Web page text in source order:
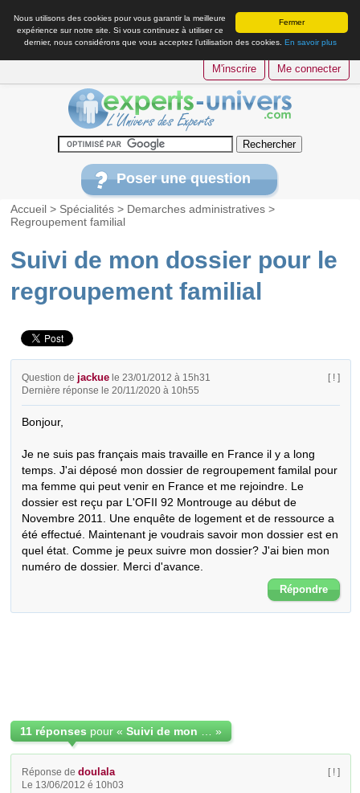
Fermer
Nous utilisons des cookies pour vous garantir la meilleure
expérience sur notre site. Si vous continuez à utiliser ce
dernier, nous considérons que vous acceptez l’utilisation des cookies. En savoir plus
M'inscrire Me connecter
Poser une question
Accueil > Spécialités > Demarches administratives >
Regroupement familial
Suivi de mon dossier pour le
regroupement familial
Question de jackue le 23/01/2012 à 15h31
Dernière réponse le 20/11/2020 à 10h55
[ ! ]
Bonjour,
Je ne suis pas français mais travaille en France il y a long
temps. J'ai déposé mon dossier de regroupement familal pour
ma femme qui peut venir en France et me rejoindre. Le
dossier est reçu par L'OFII 92 Montrouge au début de
Novembre 2011. Une enquête de logement et de ressource a
été effectué. Maintenant je voudrais savoir mon dossier est en
quel état. Comme je peux suivre mon dossier? J'ai bien mon
numéro de dossier. Merci d'avance.
Répondre
11 réponses pour « »
Réponse dedoulala
Le 13/06/2012 é 10h03
[ ! ]